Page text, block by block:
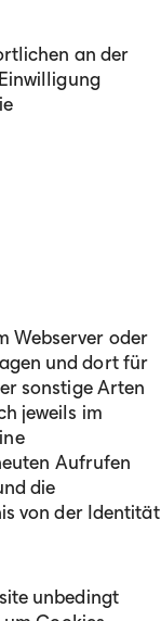
an der
Webserver oder
und dort für
sonstige Arten
jeweils im
Aufrufen
die
von der Identität
unbedingt